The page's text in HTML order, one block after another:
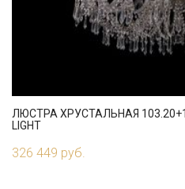
ЛЮСТРА ХРУСТАЛЬНАЯ
LIGHT
326 449 руб.